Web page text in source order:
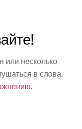
или несколько
в слова.
.